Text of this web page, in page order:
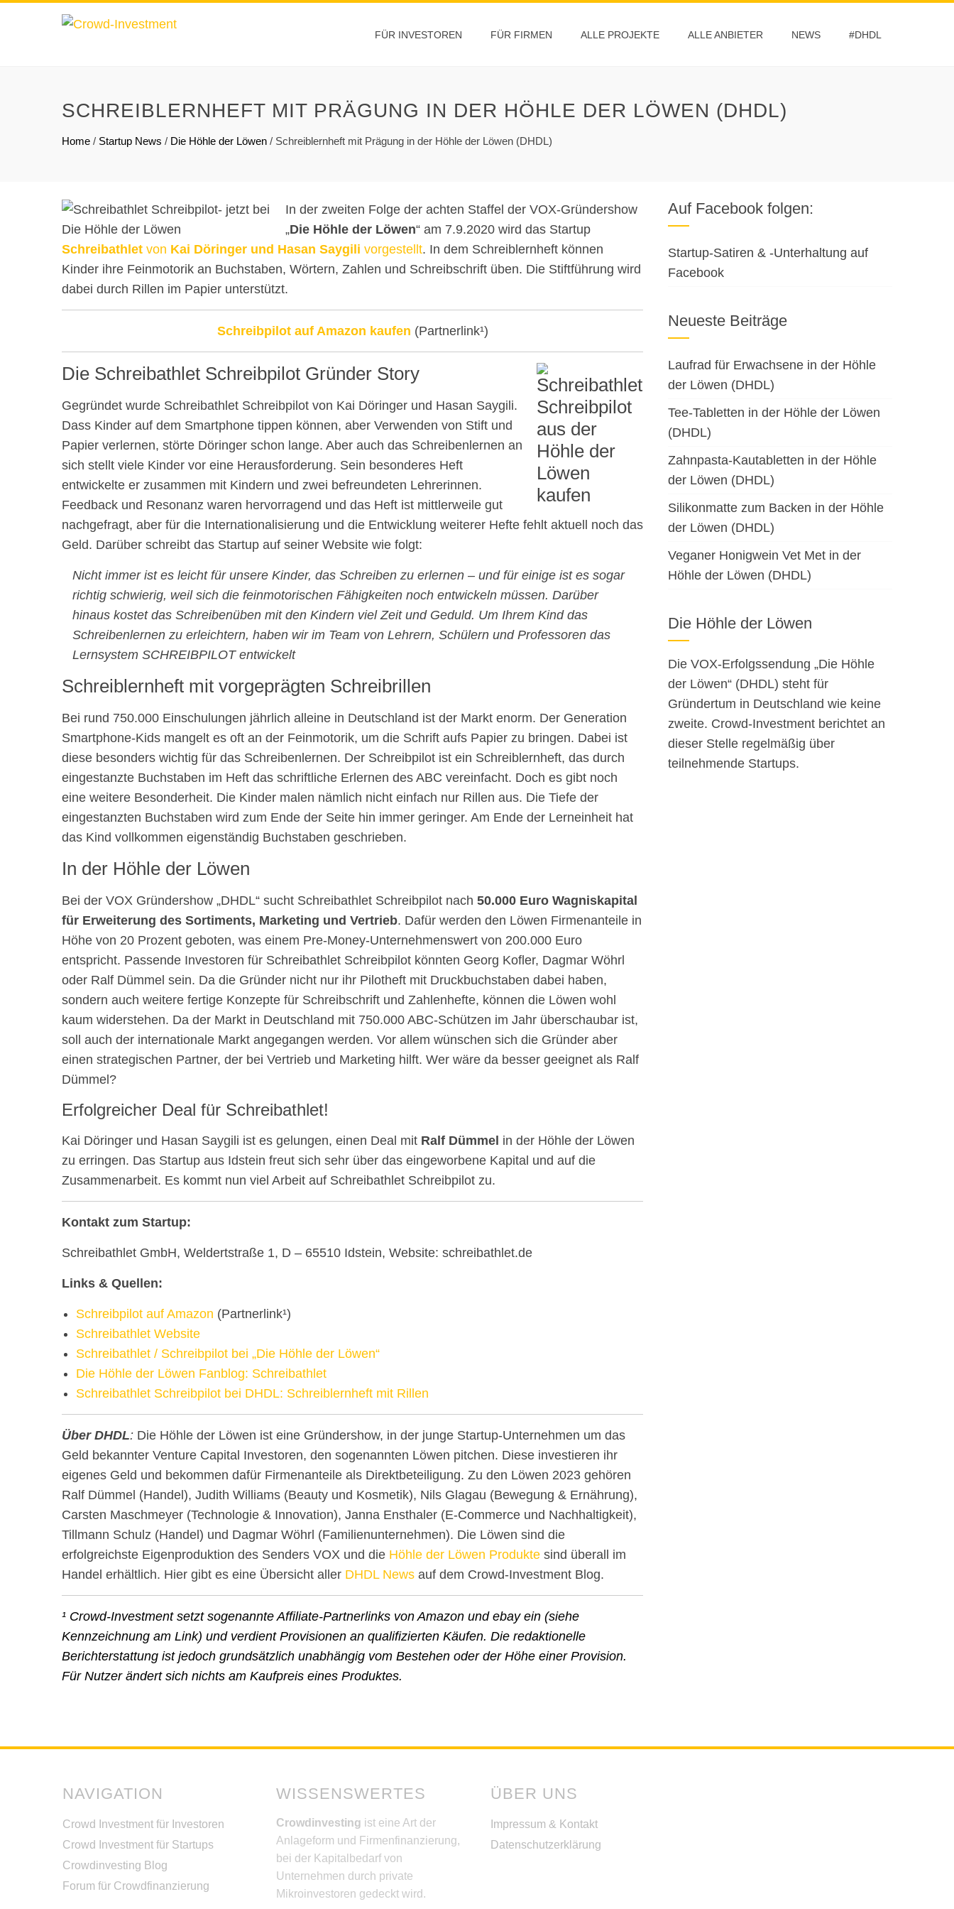
FÜR INVESTOREN FÜR FIRMEN ALLE PROJEKTE ALLE ANBIETER NEWS #DHDL
SCHREIBLERNHEFT MIT PRÄGUNG IN DER HÖHLE DER LÖWEN (DHDL)
Home / Startup News / Die Höhle der Löwen / Schreiblernheft mit Prägung in der Höhle der Löwen (DHDL)
In der zweiten Folge der achten Staffel der VOX-Gründershow
„Die Höhle der Löwen“ am 7.9.2020 wird das Startup
Schreibathlet von Kai Döringer und Hasan Saygili vorgestellt. In dem Schreiblernheft können
Kinder ihre Feinmotorik an Buchstaben, Wörtern, Zahlen und Schreibschrift üben. Die Stiftführung wird
dabei durch Rillen im Papier unterstützt.
Schreibpilot auf Amazon kaufen (Partnerlink¹)
Die Schreibathlet Schreibpilot Gründer Story
Gegründet wurde Schreibathlet Schreibpilot von Kai Döringer und Hasan Saygili.
Dass Kinder auf dem Smartphone tippen können, aber Verwenden von Stift und
Papier verlernen, störte Döringer schon lange. Aber auch das Schreibenlernen an
sich stellt viele Kinder vor eine Herausforderung. Sein besonderes Heft
entwickelte er zusammen mit Kindern und zwei befreundeten Lehrerinnen.
Feedback und Resonanz waren hervorragend und das Heft ist mittlerweile gut
nachgefragt, aber für die Internationalisierung und die Entwicklung weiterer Hefte fehlt aktuell noch das
Geld. Darüber schreibt das Startup auf seiner Website wie folgt:
Nicht immer ist es leicht für unsere Kinder, das Schreiben zu erlernen – und für einige ist es sogar
richtig schwierig, weil sich die feinmotorischen Fähigkeiten noch entwickeln müssen. Darüber
hinaus kostet das Schreibenüben mit den Kindern viel Zeit und Geduld. Um Ihrem Kind das
Schreibenlernen zu erleichtern, haben wir im Team von Lehrern, Schülern und Professoren das
Lernsystem SCHREIBPILOT entwickelt
Schreiblernheft mit vorgeprägten Schreibrillen
Bei rund 750.000 Einschulungen jährlich alleine in Deutschland ist der Markt enorm. Der Generation
Smartphone-Kids mangelt es oft an der Feinmotorik, um die Schrift aufs Papier zu bringen. Dabei ist
diese besonders wichtig für das Schreibenlernen. Der Schreibpilot ist ein Schreiblernheft, das durch
eingestanzte Buchstaben im Heft das schriftliche Erlernen des ABC vereinfacht. Doch es gibt noch
eine weitere Besonderheit. Die Kinder malen nämlich nicht einfach nur Rillen aus. Die Tiefe der
eingestanzten Buchstaben wird zum Ende der Seite hin immer geringer. Am Ende der Lerneinheit hat
das Kind vollkommen eigenständig Buchstaben geschrieben.
In der Höhle der Löwen
Bei der VOX Gründershow „DHDL“ sucht Schreibathlet Schreibpilot nach 50.000 Euro Wagniskapital
für Erweiterung des Sortiments, Marketing und Vertrieb. Dafür werden den Löwen Firmenanteile in
Höhe von 20 Prozent geboten, was einem Pre-Money-Unternehmenswert von 200.000 Euro
entspricht. Passende Investoren für Schreibathlet Schreibpilot könnten Georg Kofler, Dagmar Wöhrl
oder Ralf Dümmel sein. Da die Gründer nicht nur ihr Pilotheft mit Druckbuchstaben dabei haben,
sondern auch weitere fertige Konzepte für Schreibschrift und Zahlenhefte, können die Löwen wohl
kaum widerstehen. Da der Markt in Deutschland mit 750.000 ABC-Schützen im Jahr überschaubar ist,
soll auch der internationale Markt angegangen werden. Vor allem wünschen sich die Gründer aber
einen strategischen Partner, der bei Vertrieb und Marketing hilft. Wer wäre da besser geeignet als Ralf
Dümmel?
Erfolgreicher Deal für Schreibathlet!
Kai Döringer und Hasan Saygili ist es gelungen, einen Deal mit Ralf Dümmel in der Höhle der Löwen
zu erringen. Das Startup aus Idstein freut sich sehr über das eingeworbene Kapital und auf die
Zusammenarbeit. Es kommt nun viel Arbeit auf Schreibathlet Schreibpilot zu.
Kontakt zum Startup:
Schreibathlet GmbH, Weldertstraße 1, D – 65510 Idstein, Website: schreibathlet.de
Links & Quellen:
Schreibpilot auf Amazon (Partnerlink¹)
Schreibathlet Website
Schreibathlet / Schreibpilot bei „Die Höhle der Löwen“
Die Höhle der Löwen Fanblog: Schreibathlet
Schreibathlet Schreibpilot bei DHDL: Schreiblernheft mit Rillen
Über DHDL: Die Höhle der Löwen ist eine Gründershow, in der junge Startup-Unternehmen um das
Geld bekannter Venture Capital Investoren, den sogenannten Löwen pitchen. Diese investieren ihr
eigenes Geld und bekommen dafür Firmenanteile als Direktbeteiligung. Zu den Löwen 2023 gehören
Ralf Dümmel (Handel), Judith Williams (Beauty und Kosmetik), Nils Glagau (Bewegung & Ernährung),
Carsten Maschmeyer (Technologie & Innovation), Janna Ensthaler (E-Commerce und Nachhaltigkeit),
Tillmann Schulz (Handel) und Dagmar Wöhrl (Familienunternehmen). Die Löwen sind die
erfolgreichste Eigenproduktion des Senders VOX und die Höhle der Löwen Produkte sind überall im
Handel erhältlich. Hier gibt es eine Übersicht aller DHDL News auf dem Crowd-Investment Blog.
¹ Crowd-Investment setzt sogenannte Affiliate-Partnerlinks von Amazon und ebay ein (siehe
Kennzeichnung am Link) und verdient Provisionen an qualifizierten Käufen. Die redaktionelle
Berichterstattung ist jedoch grundsätzlich unabhängig vom Bestehen oder der Höhe einer Provision.
Für Nutzer ändert sich nichts am Kaufpreis eines Produktes.
Auf Facebook folgen:
Startup-Satiren & -Unterhaltung auf
Facebook
Neueste Beiträge
Laufrad für Erwachsene in der Höhle
der Löwen (DHDL)
Tee-Tabletten in der Höhle der Löwen
(DHDL)
Zahnpasta-Kautabletten in der Höhle
der Löwen (DHDL)
Silikonmatte zum Backen in der Höhle
der Löwen (DHDL)
Veganer Honigwein Vet Met in der
Höhle der Löwen (DHDL)
Die Höhle der Löwen
Die VOX-Erfolgssendung „Die Höhle
der Löwen“ (DHDL) steht für
Gründertum in Deutschland wie keine
zweite. Crowd-Investment berichtet an
dieser Stelle regelmäßig über
teilnehmende Startups.
NAVIGATION
Crowd Investment für Investoren
Crowd Investment für Startups
Crowdinvesting Blog
Forum für Crowdfinanzierung
WISSENSWERTES
Crowdinvesting ist eine Art der
Anlageform und Firmenfinanzierung,
bei der Kapitalbedarf von
Unternehmen durch private
Mikroinvestoren gedeckt wird.
ÜBER UNS
Impressum & Kontakt
Datenschutzerklärung